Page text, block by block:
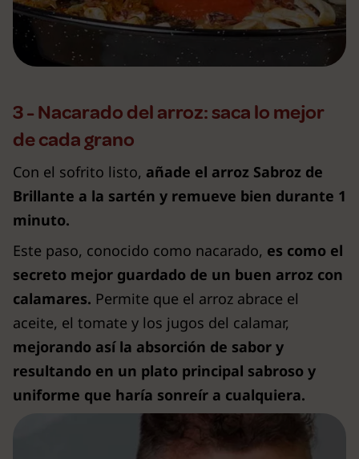
3 - Nacarado del arroz: saca lo mejor
de cada grano
Con el sofrito listo, añade el arroz Sabroz de
Brillante a la sartén y remueve bien durante 1
minuto.
Este paso, conocido como nacarado, es como el
secreto mejor guardado de un buen arroz con
calamares. Permite que el arroz abrace el
aceite, el tomate y los jugos del calamar,
mejorando así la absorción de sabor y
resultando en un plato principal sabroso y
uniforme que haría sonreír a cualquiera.